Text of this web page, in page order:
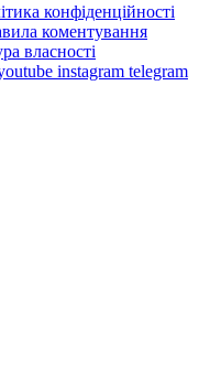
конфіденційності
коментування
власності
instagram telegram